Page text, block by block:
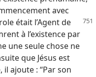
avec
était l’Agent de
à l’existence par
une seule chose ne
que Jésus est
il ajoute : “Par son